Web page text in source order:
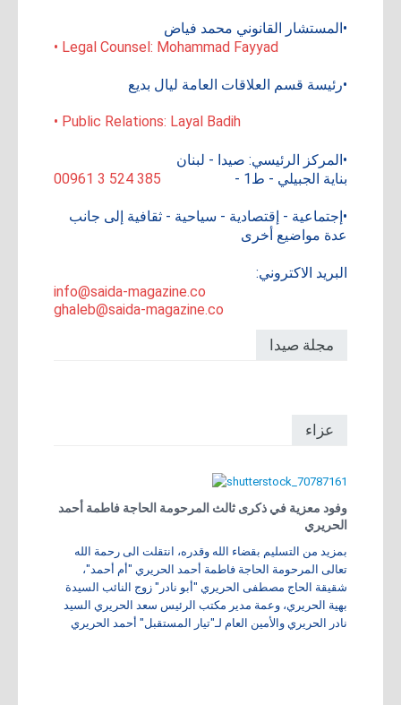
•المستشار القانوني محمد فياض
• Legal Counsel: Mohammad Fayyad
•رئيسة قسم العلاقات العامة ليال بديع
• Public Relations: Layal Badih
•المركز الرئيسي: صيدا - لبنان
بناية الجبيلي - ط1 -
00961 3 524 385
•إجتماعية - إقتصادية - سياحية - ثقافية إلى جانب
عدة مواضيع أخرى
البريد الاكتروني:
info@saida-magazine.co
ghaleb@saida-magazine.co
مجلة صيدا
عزاء
وفود معزية في ذكرى ثالث المرحومة الحاجة فاطمة أحمد
الحريري
بمزيد من التسليم بقضاء الله وقدره، انتقلت الى رحمة الله
تعالى المرحومة الحاجة فاطمة أحمد الحريري "أم أحمد"،
شقيقة الحاج مصطفى الحريري "أبو نادر" زوج النائب السيدة
بهية الحريري، وعمة مدير مكتب الرئيس سعد الحريري السيد
نادر الحريري والأمين العام لـ"تيار المستقبل" أحمد الحريري